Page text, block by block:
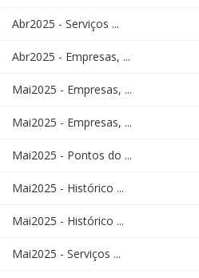
Abr2025 - Serviços ...
Abr2025 - Empresas, ...
Mai2025 - Empresas, ...
Mai2025 - Empresas, ...
Mai2025 - Pontos do ...
Mai2025 - Histórico ...
Mai2025 - Histórico ...
Mai2025 - Serviços ...